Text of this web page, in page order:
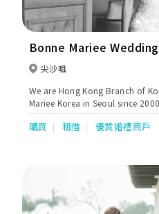
Bonne Mariee
尖沙咀
We are Hong Kong Branch of
Mariee Korea in Seoul since
2015. We design and made our
購買 租借 優質婚禮商戶